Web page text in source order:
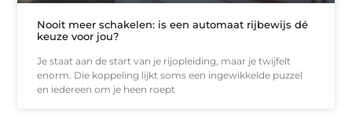
Nooit meer schakelen: is een automaat rijbewijs dé
keuze voor jou?
Je staat aan de start van je rijopleiding, maar je twijfelt
enorm. Die koppeling lijkt soms een ingewikkelde puzzel
en iedereen om je heen roept